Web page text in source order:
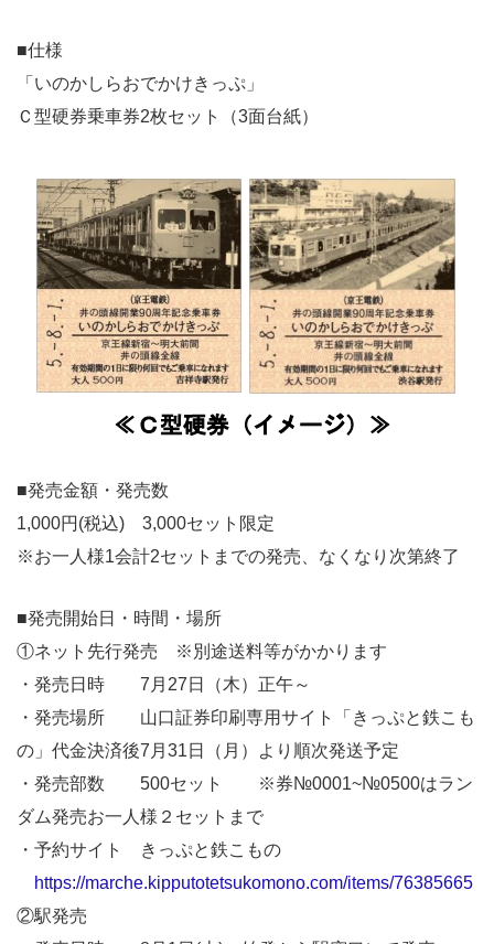
■仕様
「いのかしらおでかけきっぷ」
Ｃ型硬券乗車券2枚セット（3面台紙）
■発売金額・発売数
1,000円(税込) 3,000セット限定
※お一人様1会計2セットまでの発売、なくなり次第終了
■発売開始日・時間・場所
①ネット先行発売 ※別途送料等がかかります
・発売日時 7月27日（木）正午～
・発売場所 山口証券印刷専用サイト「きっぷと鉄こも
の」代金決済後7月31日（月）より順次発送予定
・発売部数 500セット ※券№0001~№0500はラン
ダム発売お一人様２セットまで
・予約サイト きっぷと鉄こもの
https://marche.kipputotetsukomono.com/items/76385665
②駅発売